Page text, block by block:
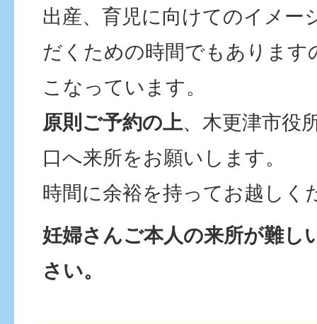
出産、育児に向けてのイメー
だくための時間でもあります
こなっています。
原則ご予約の上、木更津市役
口へ来所をお願いします。
時間に余裕を持ってお越しく
妊婦さんご本人の来所が難し
さい。